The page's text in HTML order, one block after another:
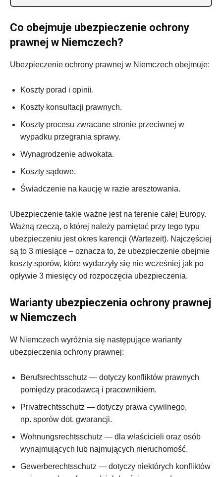
Co obejmuje ubezpieczenie ochrony
prawnej w Niemczech?
Ubezpieczenie ochrony prawnej w Niemczech obejmuje:
Koszty porad i opinii.
Koszty konsultacji prawnych.
Koszty procesu zwracane stronie przeciwnej w
wypadku przegrania sprawy.
Wynagrodzenie adwokata.
Koszty sądowe.
Świadczenie na kaucję w razie aresztowania.
Ubezpieczenie takie ważne jest na terenie całej Europy.
Ważną rzeczą, o której należy pamiętać przy tego typu
ubezpieczeniu jest okres karencji (Wartezeit). Najczęściej
są to 3 miesiące – oznacza to, że ubezpieczenie obejmie
koszty sporów, które wydarzyły się nie wcześniej jak po
opływie 3 miesięcy od rozpoczęcia ubezpieczenia.
Warianty ubezpieczenia ochrony prawnej
w Niemczech
W Niemczech wyróżnia się następujące warianty
ubezpieczenia ochrony prawnej:
Berufsrechtsschutz — dotyczy konfliktów prawnych
pomiędzy pracodawcą i pracownikiem.
Privatrechtsschutz — dotyczy prawa cywilnego,
np. sporów dot. gwarancji.
Wohnungsrechtsschutz — dla właścicieli oraz osób
wynajmujących lub najmujących nieruchomość.
Gewerberechtsschutz — dotyczy niektórych konfliktów